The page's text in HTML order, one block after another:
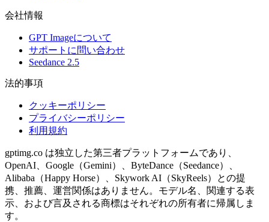
会社情報
GPT Imageについて
サポートに問い合わせ
Seedance 2.5
法的事項
クッキーポリシー
プライバシーポリシー
利用規約
gptimg.co は独立した第三者プラットフォームであり、
OpenAI、Google（Gemini）、ByteDance（Seedance）、
Alibaba（Happy Horse）、Skywork AI（SkyReels）との提
携、推薦、運営関係はありません。モデル名、関連する表
示、および言及される商標はそれぞれの所有者に帰属しま
す。